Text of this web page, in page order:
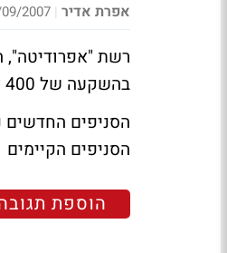
אפרת אדיר |
2007 17:42
בהשקעה של 400 אלף דולר.
הסניפים הקיימים
הוספת